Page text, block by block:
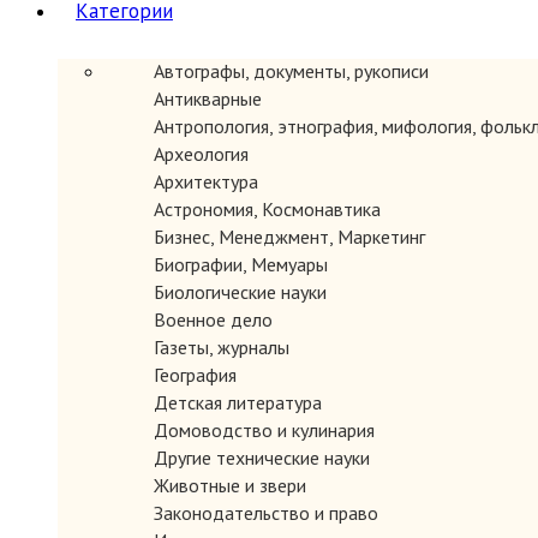
Категории
Автографы, документы, рукописи
Антикварные
Антропология, этнография, мифология,
Археология
Архитектура
Астрономия, Космонавтика
Бизнес, Менеджмент, Маркетинг
Биографии, Мемуары
Биологические науки
Военное дело
Газеты, журналы
География
Детская литература
Домоводство и кулинария
Другие технические науки
Животные и звери
Законодательство и право